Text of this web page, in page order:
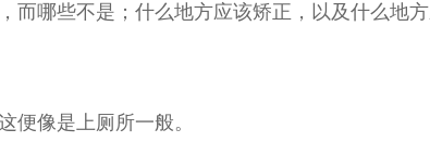
哪些不是；什么地方应该矫正，以及什么地
便像是上厕所一般。